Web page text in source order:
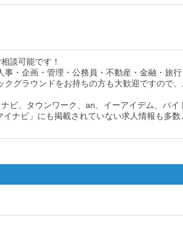
談可能です！
事・企画・管理・公務員・不動産・金融・旅
グラウンドをお持ちの方も大歓迎ですので
ビ、タウンワーク、an、イーアイデム、バイ
ナビ」にも掲載されていない求人情報も多数